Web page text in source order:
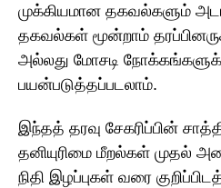
முக்கியமான தகவல்களும்
தகவல்கள் மூன்றாம்
அல்லது மோசடி
பயன்படுத்தப்படலாம்.
இந்தத் தரவு சேகரிப்பின்
தனியுரிமை மீறல்கள் முதல்
நிதி இழப்புகள் வரை